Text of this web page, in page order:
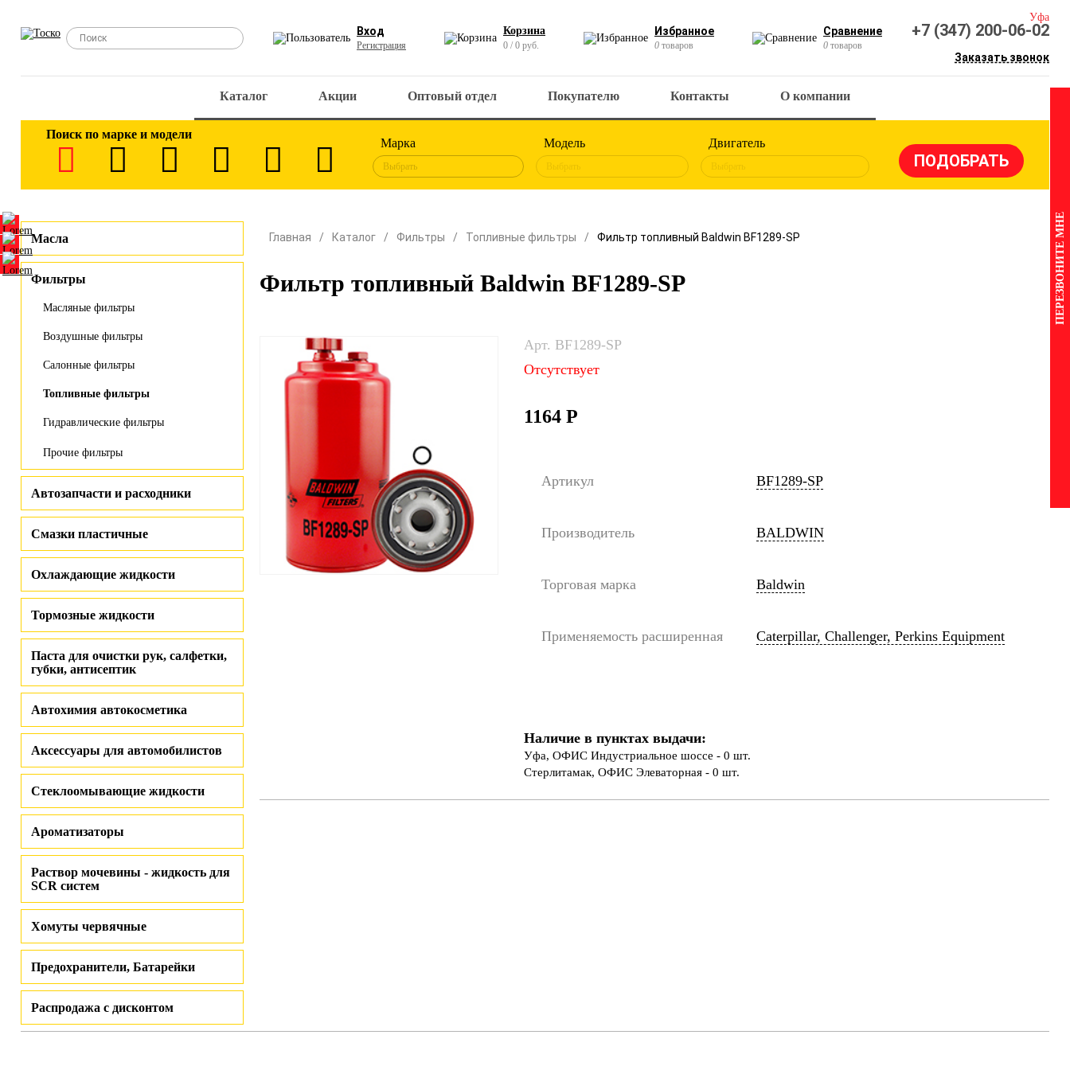
Вход
Регистрация
Корзина
0 / 0 руб.
Избранное
0 товаров
Сравнение
0 товаров
Уфа
+7 (347) 200-06-02
Заказать звонок
Каталог Акции Оптовый отдел Покупателю Контакты О компании
Поиск по марке и модели
Марка
Выбрать
Модель
Выбрать
Двигатель
Выбрать
Масла
Фильтры
Масляные фильтры
Воздушные фильтры
Салонные фильтры
Топливные фильтры
Гидравлические фильтры
Прочие фильтры
Автозапчасти и расходники
Смазки пластичные
Охлаждающие жидкости
Тормозные жидкости
Паста для очистки рук, салфетки,
губки, антисептик
Автохимия автокосметика
Аксессуары для автомобилистов
Стеклоомывающие жидкости
Ароматизаторы
Раствор мочевины - жидкость для
SCR систем
Хомуты червячные
Предохранители, Батарейки
Распродажа с дисконтом
Главная Каталог Фильтры Топливные фильтры Фильтр топливный Baldwin BF1289-SP
Фильтр топливный Baldwin BF1289-SP
Арт. BF1289-SP
Отсутствует
1164 Р
Артикул BF1289-SP
Производитель BALDWIN
Торговая марка Baldwin
Применяемость расширенная Caterpillar, Challenger, Perkins Equipment
Наличие в пунктах выдачи:
Уфа, ОФИС Индустриальное шоссе - 0 шт.
Стерлитамак, ОФИС Элеваторная - 0 шт.
ПЕРЕЗВОНИТЕ МНЕ